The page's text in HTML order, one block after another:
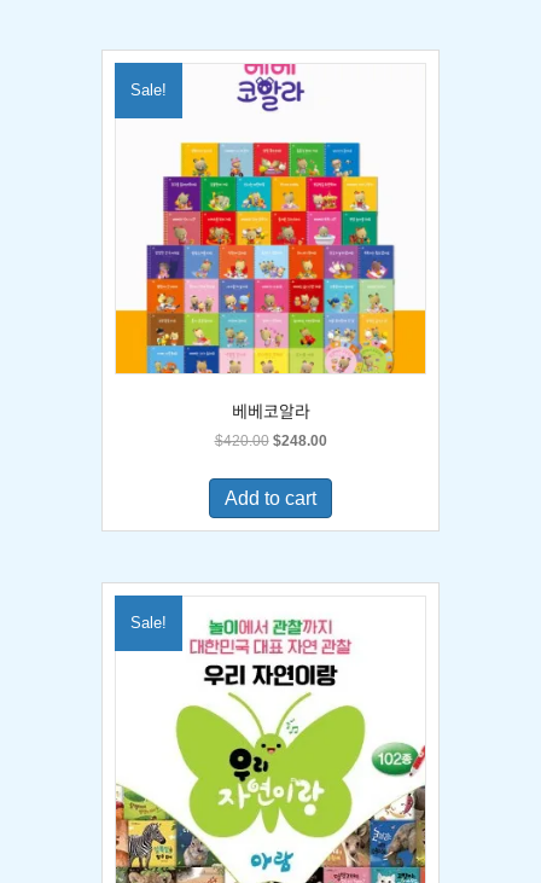
Sale!
베베코알라
$420.00 Original
was:
$420.00.
$248.00Current
is:
Add to cart
Sale!